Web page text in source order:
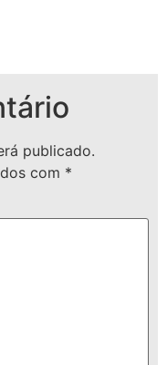
publicado.
com *